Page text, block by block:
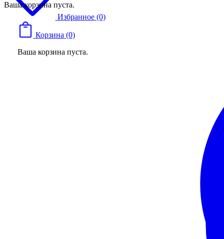
Избранное (0)
Корзина (0)
Ваша корзина пуста.
Ваша корзина пуста.